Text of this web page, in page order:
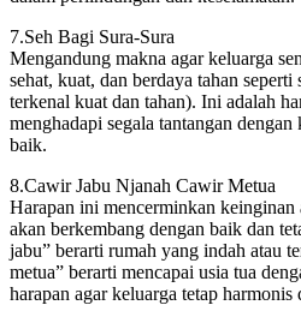
7.Seh Bagi Sura-Sura
Mengandung makna agar keluarga
sehat, kuat, dan berdaya tahan
terkenal kuat dan tahan). Ini adalah
menghadapi segala tantangan
baik.
8.Cawir Jabu Njanah Cawir Metua
Harapan ini mencerminkan
akan berkembang dengan baik dan
jabu” berarti rumah yang indah atau
metua” berarti mencapai usia tua
harapan agar keluarga tetap harmonis